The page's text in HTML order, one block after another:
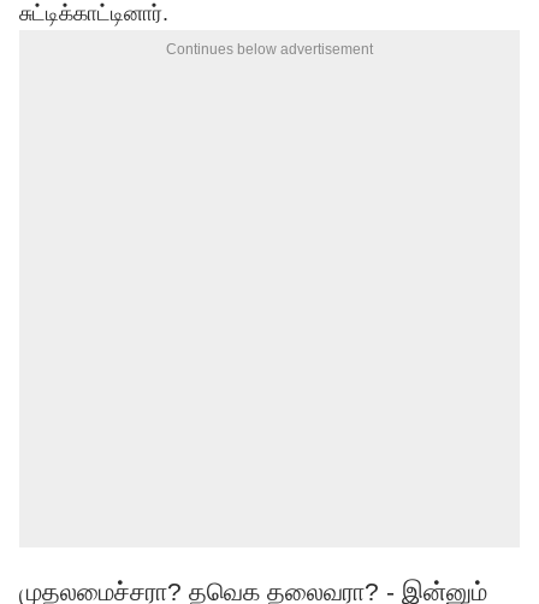
சுட்டிக்காட்டினார்.
Continues below advertisement
முதலமைச்சரா? தவெக தலைவரா? - இன்னும்